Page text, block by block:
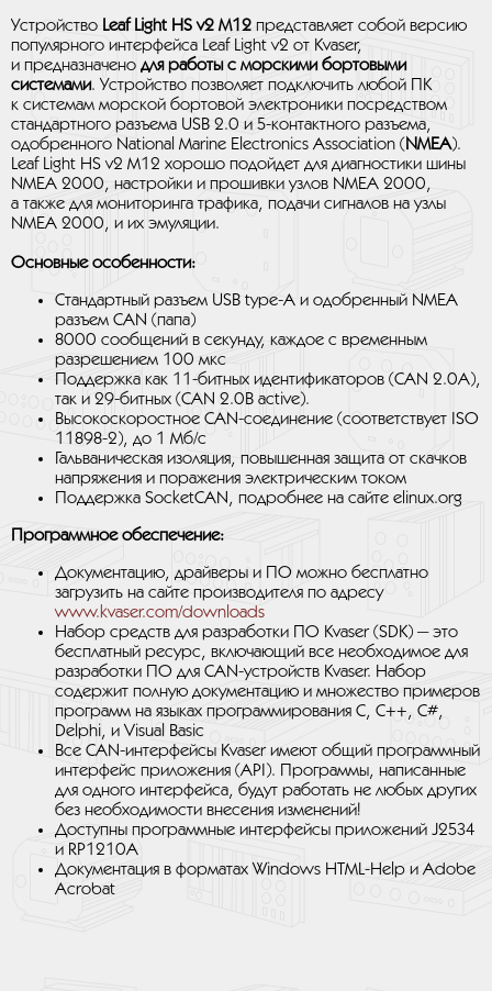
Устройство Leaf Light HS v2 M12 представляет собой версию
популярного интерфейса Leaf Light v2 от Kvaser,
и предназначено для работы с морскими бортовыми
системами. Устройство позволяет подключить любой ПК
к системам морской бортовой электроники посредством
стандартного разъема USB 2.0 и 5-контактного разъема,
одобренного National Marine Electronics Association ( NMEA).
Leaf Light HS v2 M12 хорошо подойдет для диагностики шины
NMEA 2000, настройки и прошивки узлов NMEA 2000,
а также для мониторинга трафика, подачи сигналов на узлы
NMEA 2000, и их эмуляции.
Основные особенности:
Стандартный разъем USB type-A и одобренный NMEA
разъем CAN (папа)
8000 сообщений в секунду, каждое с временным
разрешением 100 мкс
Поддержка как 11-битных идентификаторов (CAN 2.0A),
так и 29-битных (CAN 2.0B active).
Высокоскоростное CAN-соединение (соответствует ISO
11898-2), до 1 Мб/с
Гальваническая изоляция, повышенная защита от скачков
напряжения и поражения электрическим током
Поддержка SocketCAN, подробнее на сайте elinux.org
Программное обеспечение:
Документацию, драйверы и ПО можно бесплатно
загрузить на сайте производителя по адресу
www.kvaser.com/downloads
Набор средств для разработки ПО Kvaser (SDK) — это
бесплатный ресурс, включающий все необходимое для
разработки ПО для CAN-устройств Kvaser. Набор
содержит полную документацию и множество примеров
программ на языках программирования C, C++, C#,
Delphi, и Visual Basic
Все CAN-интерфейсы Kvaser имеют общий программный
интерфейс приложения (API). Программы, написанные
для одного интерфейса, будут работать не любых других
без необходимости внесения изменений!
Доступны программные интерфейсы приложений J2534
и RP1210A
Документация в форматах Windows HTML-Help и Adobe
Acrobat